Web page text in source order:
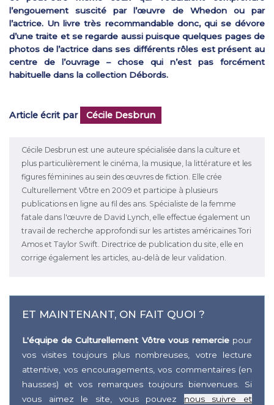
l’engouement suscité par l’œuvre de Whedon ou par
l’actrice. Un livre très recommandable donc, qui se dévore
d’une traite et se regarde aussi puisque quelques pages de
photos de l’actrice dans ses différents rôles est présent au
centre de l’ouvrage – chose qui n’est pas forcément
habituelle dans la collection Débords.
Article écrit par Cécile Desbrun
Cécile Desbrun est une auteure spécialisée dans la culture et
plus particulièrement le cinéma, la musique, la littérature et les
figures féminines au sein des œuvres de fiction. Elle crée
Culturellement Vôtre en 2009 et participe à plusieurs
publications en ligne au fil des ans. Spécialiste de la femme
fatale dans l'œuvre de David Lynch, elle effectue également un
travail de recherche approfondi sur les artistes américaines Tori
Amos et Taylor Swift. Directrice de publication du site, elle en
corrige également les articles, au-delà de leur validation.
ET MAINTENANT, ON FAIT QUOI ?
L'équipe de Culturellement Vôtre vous remerciepour
vos visites toujours plus nombreuses, votre lecture
attentive, vos encouragements, vos commentaires (en
hausses) et vos remarques toujours bienvenues. Si
vous aimez le site, vous pouvez nous suivre et